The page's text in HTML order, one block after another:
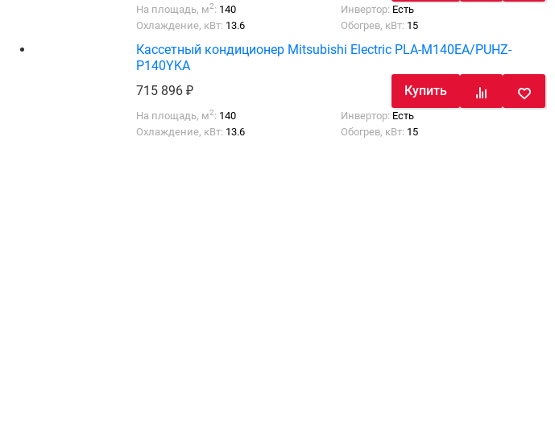
На площадь, м2: 140 Инвертор: Есть
Охлаждение, кВт: 13.6 Обогрев, кВт: 15
Кассетный кондиционер Mitsubishi Electric PLA-M140EA/PUHZ-
P140YKA
715 896
Купить
На площадь, м2: 140 Инвертор: Есть
Охлаждение, кВт: 13.6 Обогрев, кВт: 15